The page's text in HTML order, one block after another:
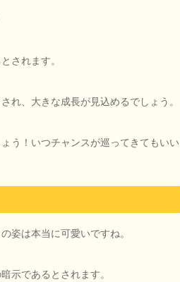
されます。
れ、大きな成長が見込めるでしょう。
う！いつチャンスが巡ってきてもいい
姿は本当に可愛いですね。
示であるとされます。